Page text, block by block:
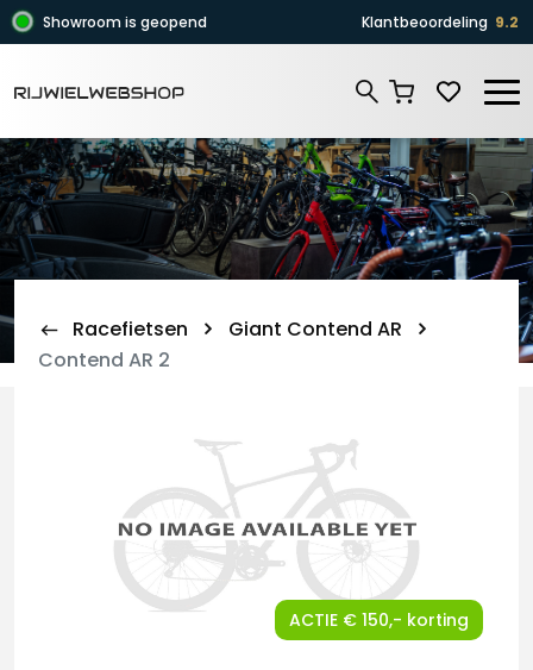
Zoeken
Showroom is geopend Klantbeoordeling 9.2
Racefietsen
Giant Contend AR
Contend AR 2
ACTIE € 150,- korting